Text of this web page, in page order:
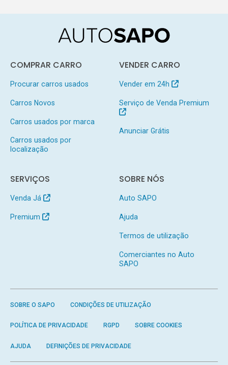
COMPRAR CARRO
Procurar carros usados
Carros Novos
Carros usados por marca
Carros usados por
localização
VENDER CARRO
Vender em 24h
Serviço de Venda Premium
Anunciar Grátis
SERVIÇOS
Venda Já
Premium
SOBRE NÓS
Auto SAPO
Ajuda
Termos de utilização
Comerciantes no Auto
SAPO
SOBRE O SAPO CONDIÇÕES DE UTILIZAÇÃO
POLÍTICA DE PRIVACIDADE RGPD SOBRE COOKIES
AJUDA DEFINIÇÕES DE PRIVACIDADE